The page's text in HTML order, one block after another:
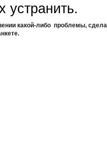
устранить.
какой-либо проблемы,